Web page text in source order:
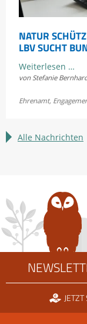
NATUR
LBV SUCHT
Weiterlesen …
LBV
von Stefanie
Ehrenamt,
Alle Nachrichten